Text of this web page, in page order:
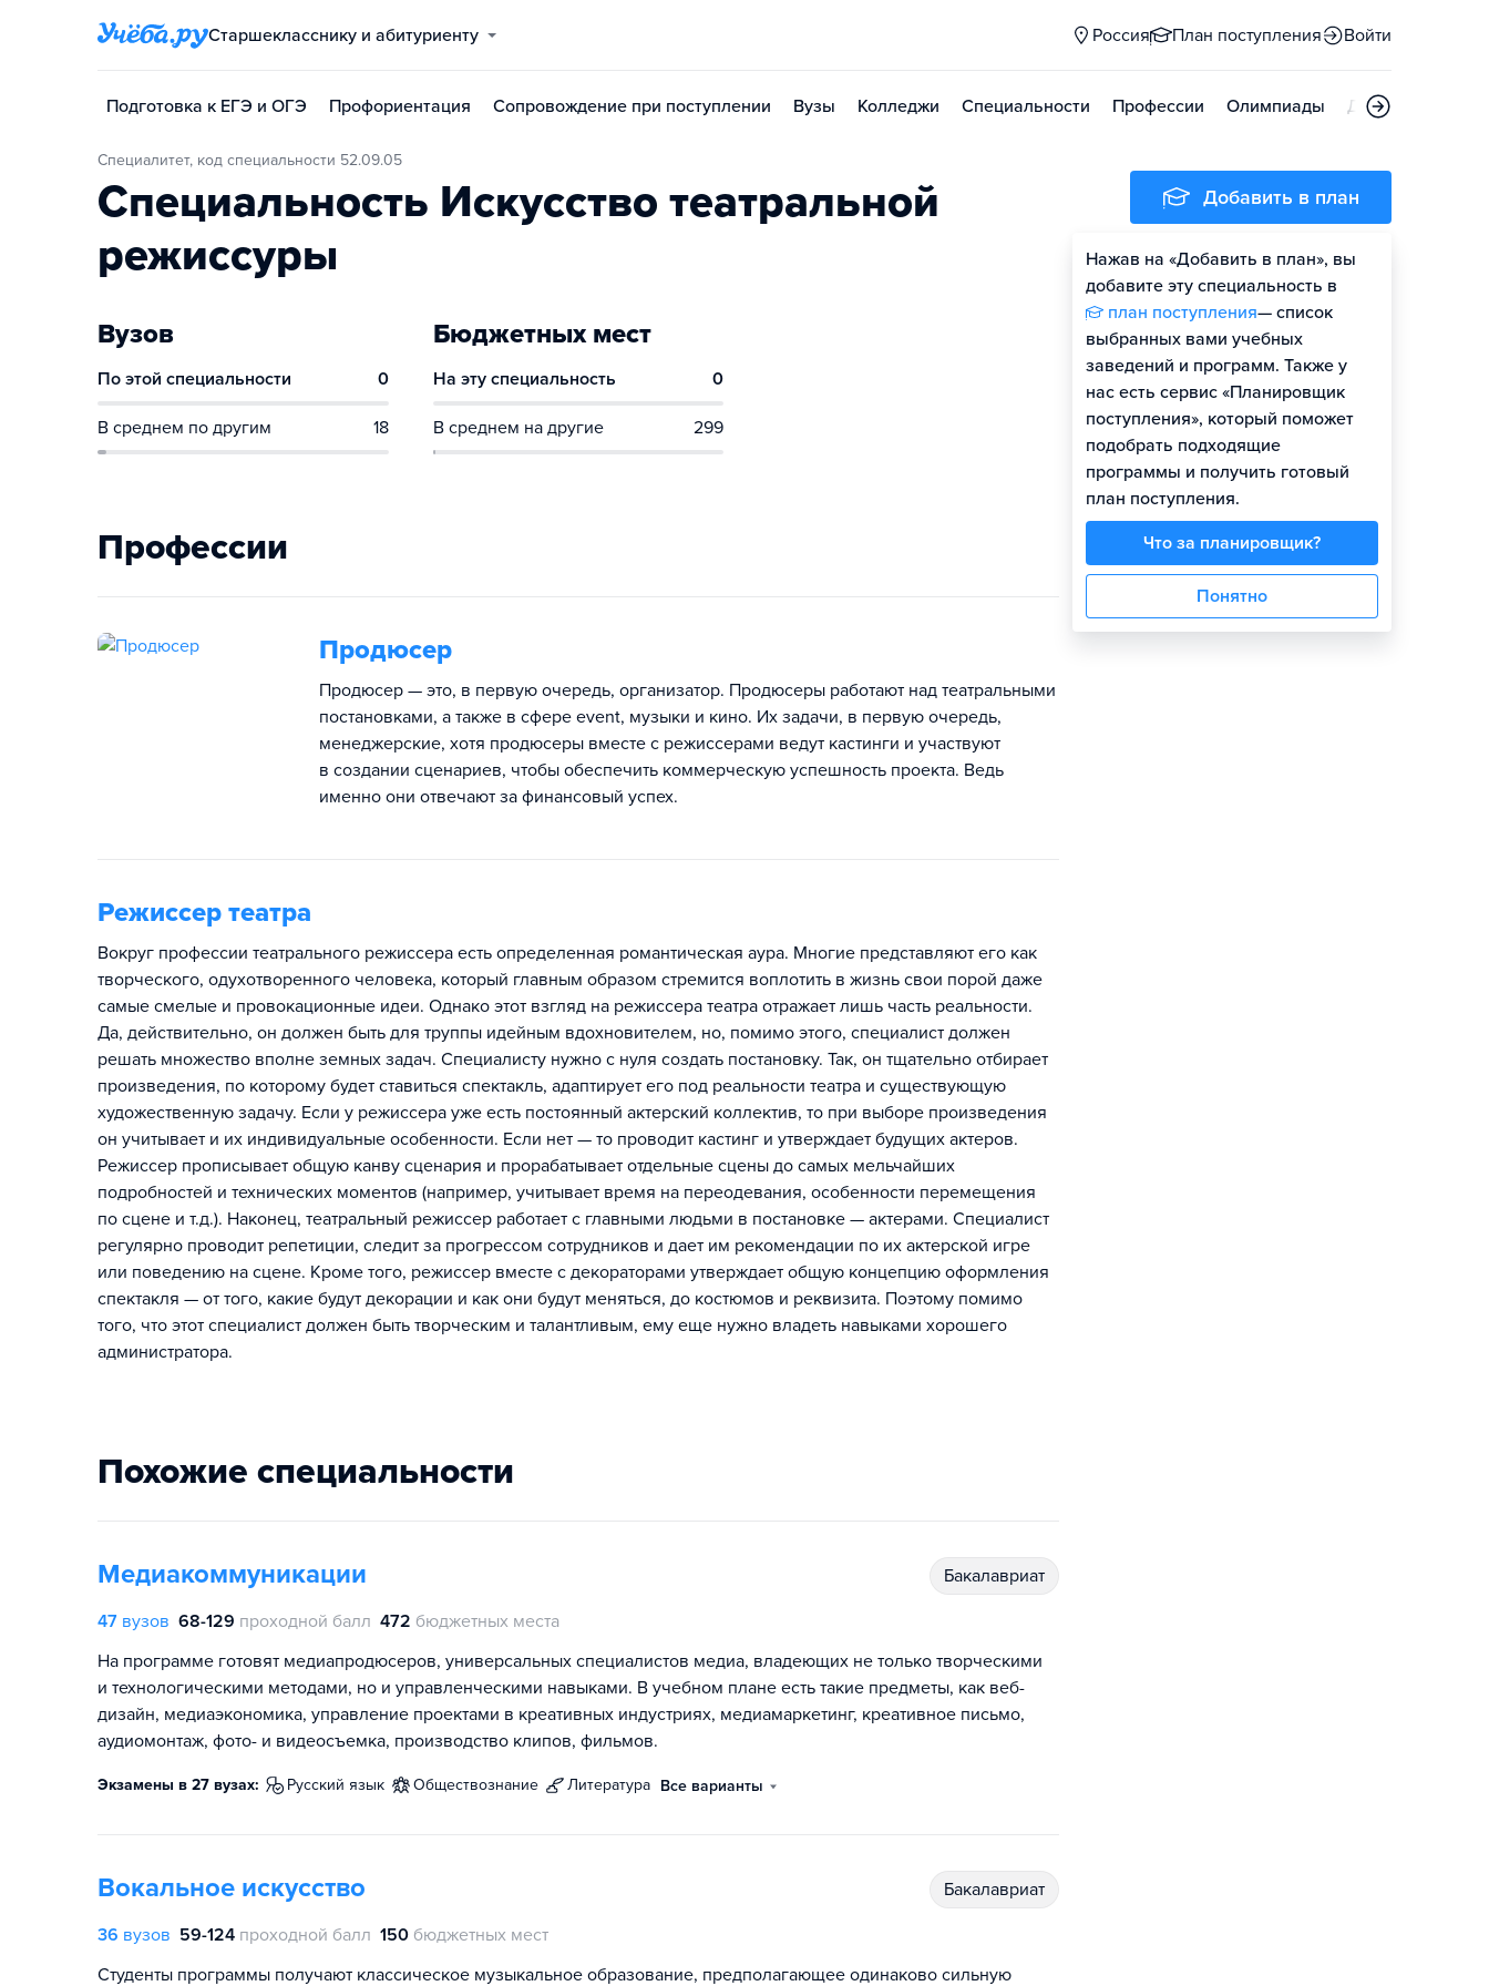
Старшекласснику и абитуриенту Россия План поступления Войти
Подготовка к ЕГЭ и ОГЭ Профориентация Сопровождение при поступлении Вузы Колледжи Специальности Профессии Олимпиады Дни открытых
Специалитет, код специальности 52.09.05
Специальность Искусство театральной
режиссуры
Вузов
По этой специальности 0
В среднем по другим 18
Бюджетных мест
На эту специальность 0
В среднем на другие 299
Профессии
Продюсер
Продюсер — это, в первую очередь, организатор. Продюсеры работают над театральными
постановками, а также в сфере event, музыки и кино. Их задачи, в первую очередь,
менеджерские, хотя продюсеры вместе с режиссерами ведут кастинги и участвуют
в создании сценариев, чтобы обеспечить коммерческую успешность проекта. Ведь
именно они отвечают за финансовый успех.
Режиссер театра
Вокруг профессии театрального режиссера есть определенная романтическая аура. Многие представляют его как
творческого, одухотворенного человека, который главным образом стремится воплотить в жизнь свои порой даже
самые смелые и провокационные идеи. Однако этот взгляд на режиссера театра отражает лишь часть реальности.
Да, действительно, он должен быть для труппы идейным вдохновителем, но, помимо этого, специалист должен
решать множество вполне земных задач. Специалисту нужно с нуля создать постановку. Так, он тщательно отбирает
произведения, по которому будет ставиться спектакль, адаптирует его под реальности театра и существующую
художественную задачу. Если у режиссера уже есть постоянный актерский коллектив, то при выборе произведения
он учитывает и их индивидуальные особенности. Если нет — то проводит кастинг и утверждает будущих актеров.
Режиссер прописывает общую канву сценария и прорабатывает отдельные сцены до самых мельчайших
подробностей и технических моментов (например, учитывает время на переодевания, особенности перемещения
по сцене и т.д.). Наконец, театральный режиссер работает с главными людьми в постановке — актерами. Специалист
регулярно проводит репетиции, следит за прогрессом сотрудников и дает им рекомендации по их актерской игре
или поведению на сцене. Кроме того, режиссер вместе с декораторами утверждает общую концепцию оформления
спектакля — от того, какие будут декорации и как они будут меняться, до костюмов и реквизита. Поэтому помимо
того, что этот специалист должен быть творческим и талантливым, ему еще нужно владеть навыками хорошего
администратора.
Похожие специальности
Медиакоммуникации бакалавриат
47 вузов 68-129 проходной балл 472 бюджетных места
На программе готовят медиапродюсеров, универсальных специалистов медиа, владеющих не только творческими
и технологическими методами, но и управленческими навыками. В учебном плане есть такие предметы, как веб-
дизайн, медиаэкономика, управление проектами в креативных индустриях, медиамаркетинг, креативное письмо,
аудиомонтаж, фото- и видеосъемка, производство клипов, фильмов.
Экзамены в 27 вузах: русский язык обществознание литература Все варианты
Вокальное искусство бакалавриат
36 вузов 59-124 проходной балл 150 бюджетных мест
Студенты программы получают классическое музыкальное образование, предполагающее одинаково сильную
Добавить в план
Нажав на «Добавить в план», вы
добавите эту специальность в
план поступления— список
выбранных вами учебных
заведений и программ. Также у
нас есть сервис «Планировщик
поступления», который поможет
подобрать подходящие
программы и получить готовый
план поступления.
Что за планировщик?
Понятно